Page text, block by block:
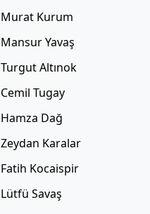
Murat Kurum
Mansur Yavaş
Turgut Altınok
Cemil Tugay
Hamza Dağ
Zeydan Karalar
Fatih Kocaispir
Lütfü Savaş